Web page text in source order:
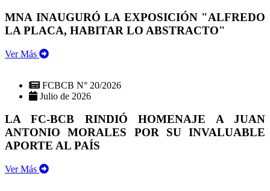
MNA INAUGURÓ LA EXPOSICIÓN "ALFREDO
LA PLACA, HABITAR LO ABSTRACTO"
Ver Más
FCBCB N° 20/2026
Julio de 2026
LA FC-BCB RINDIÓ HOMENAJE A JUAN
ANTONIO MORALES POR SU INVALUABLE
APORTE AL PAÍS
Ver Más